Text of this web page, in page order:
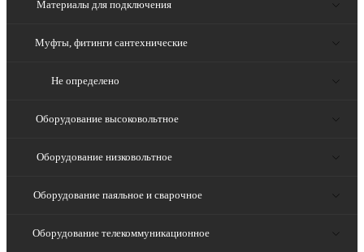
Материалы для подключения
Муфты, фитинги сантехнические
Не определено
Оборудование высоковольтное
Оборудование низковольтное
Оборудование паяльное и сварочное
Оборудование телекоммуникационное